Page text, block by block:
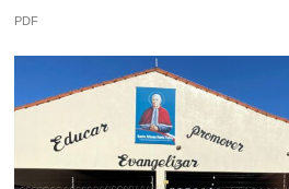
PDF